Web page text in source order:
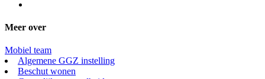
Meer over
Mobiel team
Algemene GGZ instelling
Beschut wonen